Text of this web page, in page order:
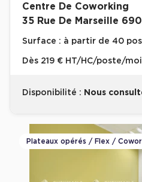
Centre De Coworking
35 Rue De Marseille
Surface : à partir de 40
Dès 219 € HT/HC/poste/
Disponibilité : Nous
Plateaux opérés / Flex /